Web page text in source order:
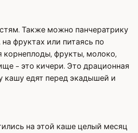
Также можно панчератрику
фруктах или питаясь по
корнеплоды, фрукты, молоко,
- это кичери. Это драционная
кашу едят перед экадышей и
на этой каше целый месяц